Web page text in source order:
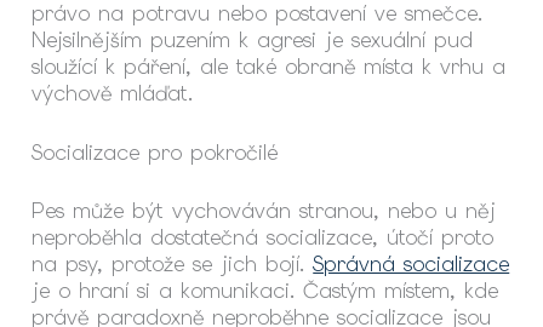
právo na potravu nebo postavení ve smečce.
Nejsilnějším puzením k agresi je sexuální pud
sloužící k páření, ale také obraně místa k vrhu a
výchově mláďat.
Socializace pro pokročilé
Pes může být vychováván stranou, nebo u něj
neproběhla dostatečná socializace, útočí proto
na psy, protože se jich bojí.Správná socializace
je o hraní si a komunikaci. Častým místem, kde
právě paradoxně neproběhne socializace jsou